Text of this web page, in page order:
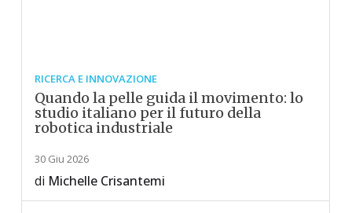
RICERCA E INNOVAZIONE
Quando la pelle guida il movimento: lo
studio italiano per il futuro della
robotica industriale
30 Giu 2026
di Michelle Crisantemi